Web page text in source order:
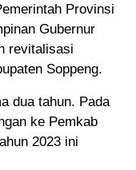
Provinsi
Gubernur
revitalisasi
Soppeng.
dua tahun. Pada
ke Pemkab
2023 ini